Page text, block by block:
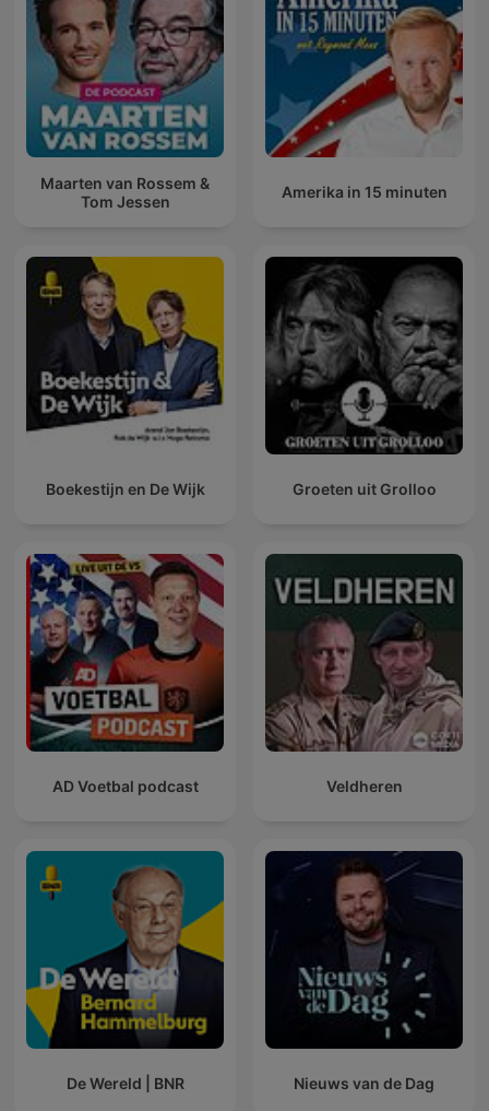
Maarten van Rossem &
Tom Jessen
Amerika in 15 minuten
Boekestijn en De Wijk Groeten uit Grolloo
AD Voetbal podcast Veldheren
De Wereld | BNR Nieuws van de Dag